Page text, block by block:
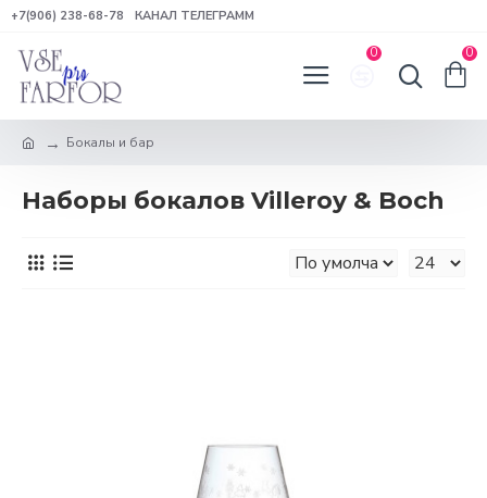
+7(906) 238-68-78 КАНАЛ ТЕЛЕГРАММ
0 0
Бокалы и бар
Наборы бокалов Villeroy & Boch